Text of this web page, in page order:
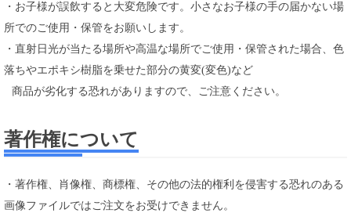
・お子様が誤飲すると大変危険です。小さなお子様の手の届かない場
所でのご使用・保管をお願いします。
・直射日光が当たる場所や高温な場所でご使用・保管された場合、色
落ちやエポキシ樹脂を乗せた部分の黄変(変色)など
商品が劣化する恐れがありますので、ご注意ください。
著作権について
・著作権、肖像権、商標権、その他の法的権利を侵害する恐れのある
画像ファイルではご注文をお受けできません。